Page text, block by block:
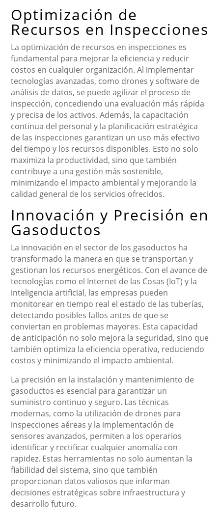
Optimización de
Recursos en Inspecciones
La optimización de recursos en inspecciones es
fundamental para mejorar la eficiencia y reducir
costos en cualquier organización. Al implementar
tecnologías avanzadas, como drones y software de
análisis de datos, se puede agilizar el proceso de
inspección, concediendo una evaluación más rápida
y precisa de los activos. Además, la capacitación
continua del personal y la planificación estratégica
de las inspecciones garantizan un uso más efectivo
del tiempo y los recursos disponibles. Esto no solo
maximiza la productividad, sino que también
contribuye a una gestión más sostenible,
minimizando el impacto ambiental y mejorando la
calidad general de los servicios ofrecidos.
Innovación y Precisión en
Gasoductos
La innovación en el sector de los gasoductos ha
transformado la manera en que se transportan y
gestionan los recursos energéticos. Con el avance de
tecnologías como el Internet de las Cosas (IoT) y la
inteligencia artificial, las empresas pueden
monitorear en tiempo real el estado de las tuberías,
detectando posibles fallos antes de que se
conviertan en problemas mayores. Esta capacidad
de anticipación no solo mejora la seguridad, sino que
también optimiza la eficiencia operativa, reduciendo
costos y minimizando el impacto ambiental.
La precisión en la instalación y mantenimiento de
gasoductos es esencial para garantizar un
suministro continuo y seguro. Las técnicas
modernas, como la utilización de drones para
inspecciones aéreas y la implementación de
sensores avanzados, permiten a los operarios
identificar y rectificar cualquier anomalía con
rapidez. Estas herramientas no solo aumentan la
fiabilidad del sistema, sino que también
proporcionan datos valiosos que informan
decisiones estratégicas sobre infraestructura y
desarrollo futuro.